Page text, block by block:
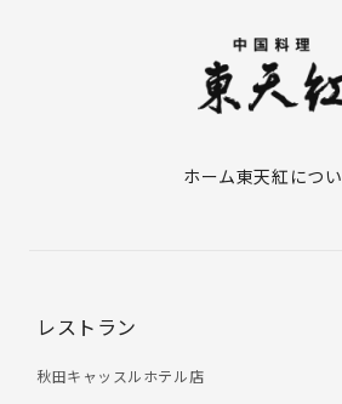
ホーム東天紅につ
レストラン
秋田キャッスルホテル店